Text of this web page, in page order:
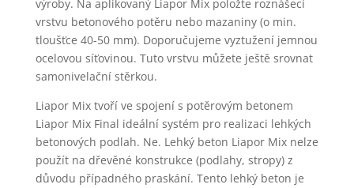
výroby. Na aplikovaný Liapor Mix položte roznášecí
vrstvu betonového potěru nebo mazaniny (o min.
tloušťce 40-50 mm). Doporučujeme vyztužení jemnou
ocelovou síťovinou. Tuto vrstvu můžete ještě srovnat
samonivelační stěrkou.
Liapor Mix tvoří ve spojení s potěrovým betonem
Liapor Mix Final ideální systém pro realizaci lehkých
betonových podlah. Ne. Lehký beton Liapor Mix nelze
použít na dřevěné konstrukce (podlahy, stropy) z
důvodu případného praskání. Tento lehký beton je